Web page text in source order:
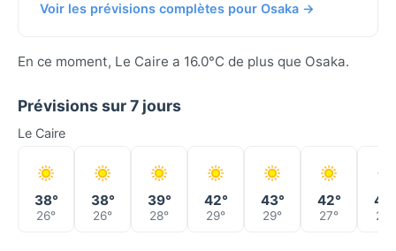
Voir les prévisions complètes pour Osaka →
En ce moment, Le Caire a 16.0°C de plus que Osaka.
Prévisions sur 7 jours
Le Caire
38°
26°
38°
26°
39°
28°
42°
29°
43°
29°
42°
27° 27°